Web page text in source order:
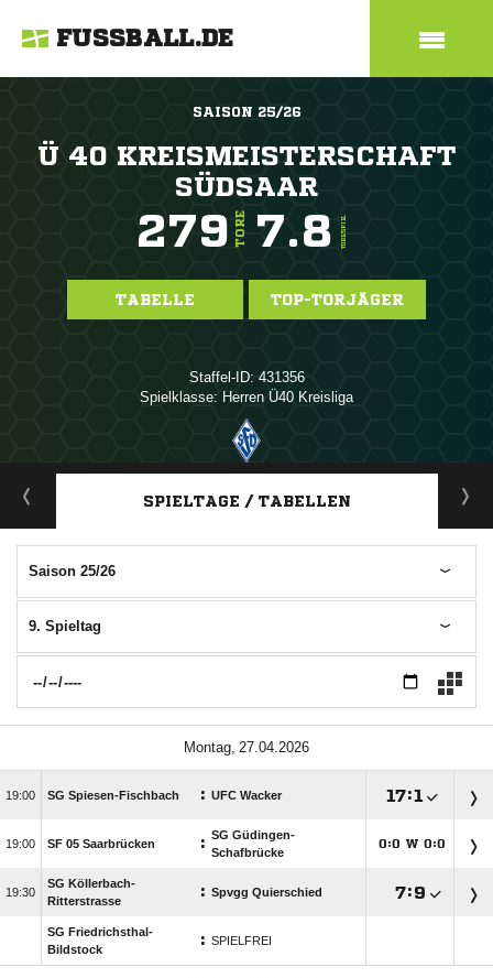
FUSSBALL.DE
SAISON 25/26
Ü 40 KREISMEISTERSCHAFT
SÜDSAAR
279 TORE 7.8 TORE/SPIEL
TABELLE TOP-TORJÄGER
Staffel-ID: 431356
Spielklasse: Herren Ü40 Kreisliga
ANZEIGE
SPIELTAGE / TABELLEN
Saison 25/26
9. Spieltag
 
 SG Spiesen-Fischbach : UFC Wacker :
 SF 05 Saarbrücken : SG Güdingen-
Schafbrücke
: W:

SG Köllerbach-
Ritterstrasse
: Spvgg Quierschied :
SG Friedrichsthal-
Bildstock
: SPIELFREI